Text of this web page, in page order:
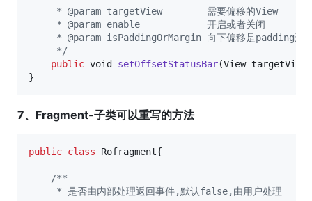
     * @param targetView        需要偏移的View
     * @param enable            开启或者关闭
* @param isPaddingOrMargin 向下偏移是padding还
     */
public void setOffsetStatusBar(View targetView
}
7、Fragment-子类可以重写的方法
public class Rofragment{
/**
     * 是否由内部处理返回事件,默认false,由用户处理